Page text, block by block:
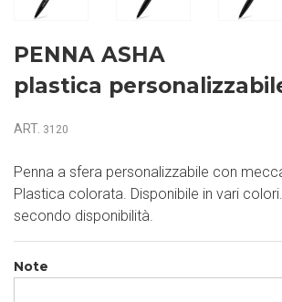
PENNA ASHA
plastica
ART. 3120
Penna a sfera personalizzabile con
Plastica colorata. Disponibile in vari
secondo disponibilità.
Note